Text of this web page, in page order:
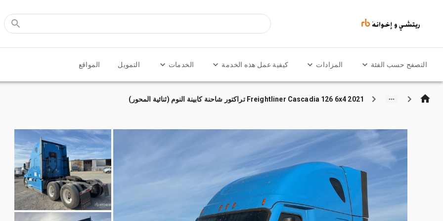
التصفح حسب الفئة المزادات كيفية عمل هذه الخدمة الخدمات التمويل المواقع
2021 Freightliner Cascadia 126 6x4 تراكتور شاحنة كابينة النوم (ثنائية المحور)